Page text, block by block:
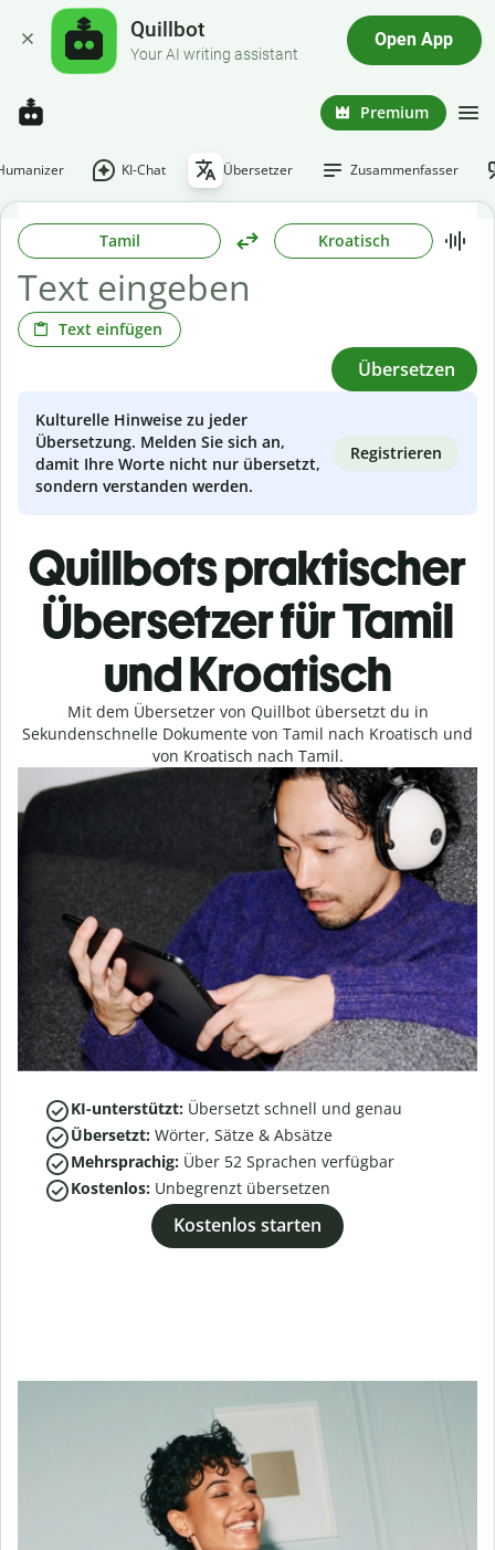
Quillbot
Your AI writing assistant
Open App
Premium
KI-Chat Übersetzer Zusammenfasser
Tamil Kroatisch
Text einfügen
Übersetzen
Kulturelle Hinweise zu jeder
Übersetzung. Melden Sie sich an,
damit Ihre Worte nicht nur übersetzt,
sondern verstanden werden.
Registrieren
Quillbots praktischer
Übersetzer für Tamil
und Kroatisch
Mit dem Übersetzer von Quillbot übersetzt du in
Sekundenschnelle Dokumente von Tamil nach Kroatisch und
von Kroatisch nach Tamil.
KI-unterstützt: Übersetzt schnell und genau
Übersetzt: Wörter, Sätze & Absätze
Mehrsprachig: Über 52 Sprachen verfügbar
Kostenlos: Unbegrenzt übersetzen
Kostenlos starten